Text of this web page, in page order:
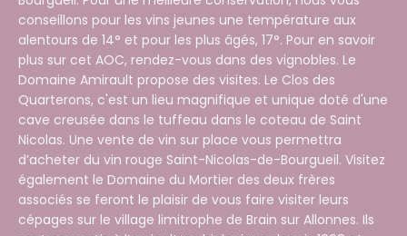
conseillons pour les vins jeunes une température aux
alentours de 14° et pour les plus âgés, 17°. Pour en savoir
plus sur cet AOC, rendez-vous dans des vignobles. Le
Domaine Amirault propose des visites. Le Clos des
Quarterons, c'est un lieu magnifique et unique doté d'une
cave creusée dans le tuffeau dans le coteau de Saint
Nicolas. Une vente de vin sur place vous permettra
d’acheter du vin rouge Saint-Nicolas-de-Bourgueil. Visitez
également le Domaine du Mortier des deux frères
associés se feront le plaisir de vous faire visiter leurs
cépages sur le village limitrophe de Brain sur Allonnes. Ils